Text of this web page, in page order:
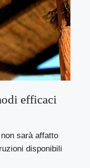
efficaci
sarà affatto
disponibili